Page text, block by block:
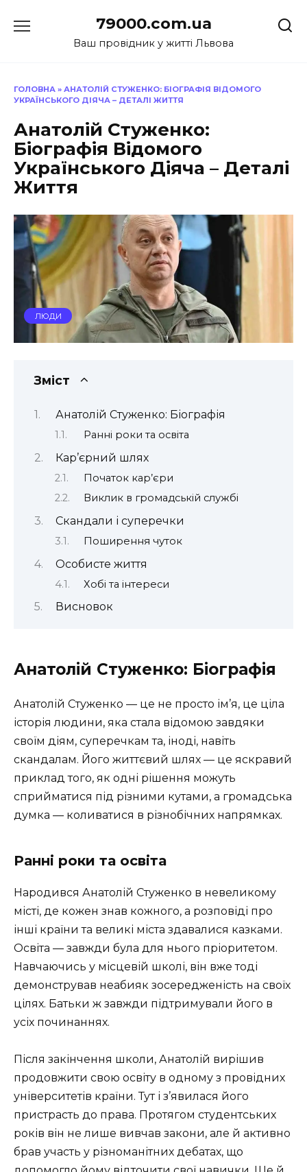
до
79000.com.ua
Ваш провідник у житті Львова
ГОЛОВНА » АНАТОЛІЙ СТУЖЕНКО: БІОГРАФІЯ ВІДОМОГО
УКРАЇНСЬКОГО ДІЯЧА – ДЕТАЛІ ЖИТТЯ
Анатолій Стуженко:
Біографія Відомого
Українського Діяча – Деталі
Життя
ЛЮДИ
Зміст
Анатолій Стуженко: Біографія
Ранні роки та освіта
Кар’єрний шлях
Початок кар’єри
Виклик в громадській службі
Скандали і суперечки
Поширення чуток
Особисте життя
Хобі та інтереси
Висновок
Анатолій Стуженко: Біографія
Анатолій Стуженко — це не просто ім’я, це ціла
історія людини, яка стала відомою завдяки
своїм діям, суперечкам та, іноді, навіть
скандалам. Його життєвий шлях — це яскравий
приклад того, як одні рішення можуть
сприйматися під різними кутами, а громадська
думка — коливатися в різнобічних напрямках.
Ранні роки та освіта
Народився Анатолій Стуженко в невеликому
місті, де кожен знав кожного, а розповіді про
інші країни та великі міста здавалися казками.
Освіта — завжди була для нього пріоритетом.
Навчаючись у місцевій школі, він вже тоді
демонстрував неабияк зосередженість на своїх
цілях. Батьки ж завжди підтримували його в
усіх починаннях.
Після закінчення школи, Анатолій вирішив
продовжити свою освіту в одному з провідних
університетів країни. Тут і з’явилася його
пристрасть до права. Протягом студентських
років він не лише вивчав закони, але й активно
брав участь у різноманітних дебатах, що